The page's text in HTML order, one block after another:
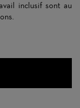
inclusif sont au